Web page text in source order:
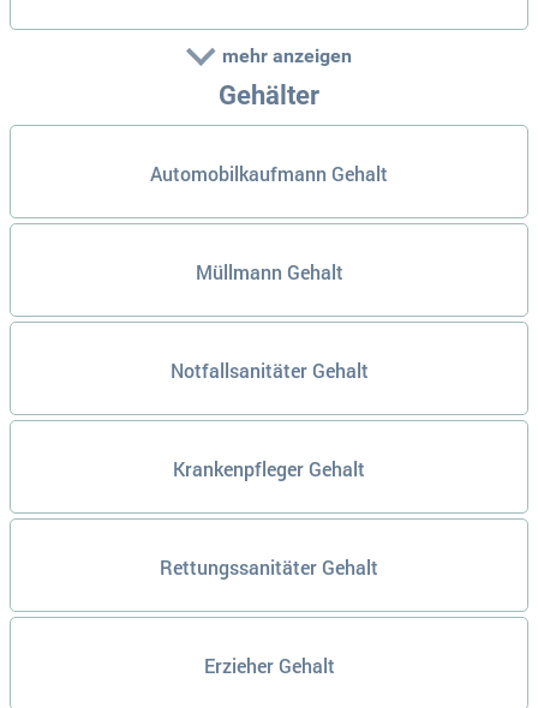
mehr anzeigen
Gehälter
Automobilkaufmann Gehalt
Müllmann Gehalt
Notfallsanitäter Gehalt
Krankenpfleger Gehalt
Rettungssanitäter Gehalt
Erzieher Gehalt